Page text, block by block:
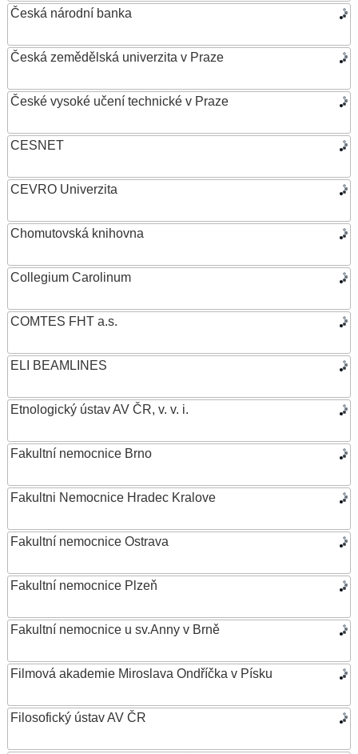
Česká národní banka
Česká zemědělská univerzita v Praze
České vysoké učení technické v Praze
CESNET
CEVRO Univerzita
Chomutovská knihovna
Collegium Carolinum
COMTES FHT a.s.
ELI BEAMLINES
Etnologický ústav AV ČR, v. v. i.
Fakultní nemocnice Brno
Fakultni Nemocnice Hradec Kralove
Fakultní nemocnice Ostrava
Fakultní nemocnice Plzeň
Fakultní nemocnice u sv.Anny v Brně
Filmová akademie Miroslava Ondříčka v Písku
Filosofický ústav AV ČR